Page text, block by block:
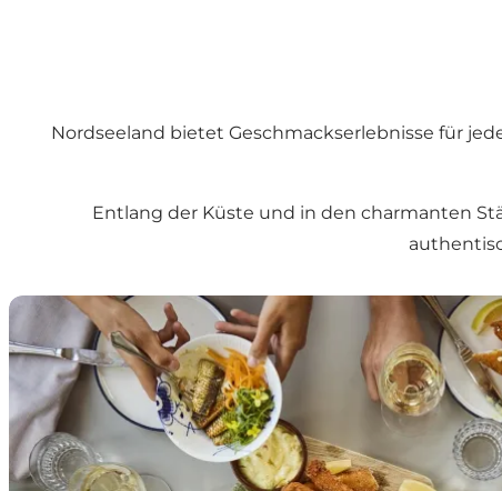
Nordseeland bietet Geschmackserlebnisse für
Entlang der Küste und in den charmanten
Der Geschmack der Riviera